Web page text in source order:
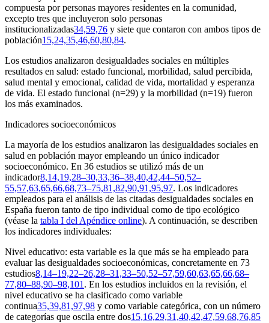
compuesta por personas mayores residentes en la comunidad,
excepto tres que incluyeron solo personas
institucionalizadas34,59,76 y siete que contaron con ambos tipos de
población15,24,35,46,60,80,84.
Los estudios analizaron desigualdades sociales en múltiples
resultados en salud: estado funcional, morbilidad, salud percibida,
salud mental y emocional, calidad de vida, mortalidad y esperanza
de vida. El estado funcional (n=29) y la morbilidad (n=19) fueron
los más examinados.
Indicadores socioeconómicos
La mayoría de los estudios analizaron las desigualdades sociales en
salud en población mayor empleando un único indicador
socioeconómico. En 36 estudios se utilizó más de un
indicador8,14,19,28–30,33,36–38,40,42,44–50,52–
55,57,63,65,66,68,73–75,81,82,90,91,95,97. Los indicadores
empleados para el análisis de las citadas desigualdades sociales en
España fueron tanto de tipo individual como de tipo ecológico
(véase la tabla I del Apéndice online). A continuación, se describen
los indicadores individuales:
Nivel educativo: esta variable es la que más se ha empleado para
evaluar las desigualdades socioeconómicas, concretamente en 73
estudios8,14–19,22–26,28–31,33–50,52–57,59,60,63,65,66,68–
77,80–88,90–98,101 . En los estudios incluidos en la revisión, el
nivel educativo se ha clasificado como variable
continua35,39,81,97,98 y como variable categórica, con un número
de categorías que oscila entre dos15,16,29,31,40,42,47,59,68,76,85